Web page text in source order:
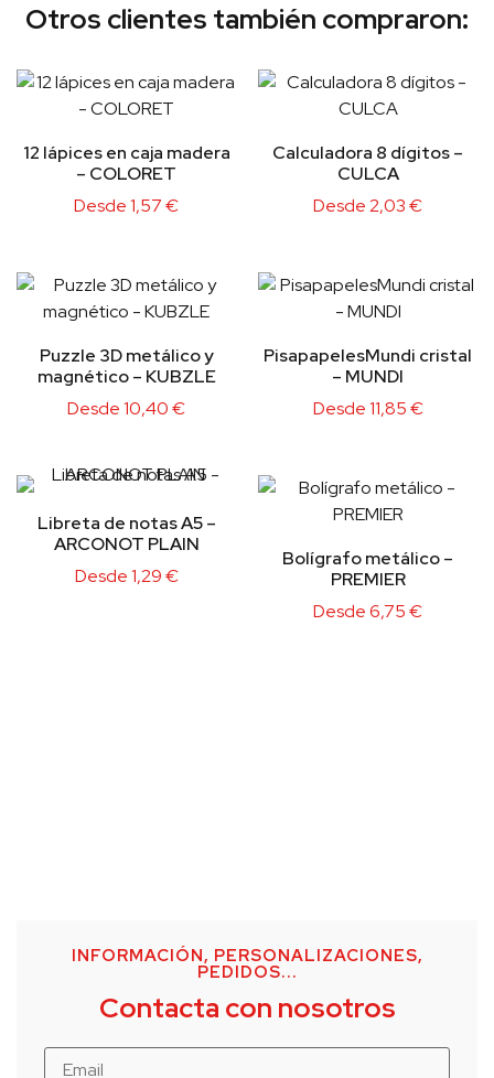
Otros clientes también compraron:
12 lápices en caja madera
– COLORET
Desde1,57€
Calculadora 8 dígitos –
CULCA
Desde2,03€
Puzzle 3D metálico y
magnético – KUBZLE
Desde10,40€
PisapapelesMundi cristal
– MUNDI
Desde11,85€
Libreta de notas A5 –
ARCONOT PLAIN
Desde1,29€
Bolígrafo metálico –
PREMIER
Desde6,75€
INFORMACIÓN, PERSONALIZACIONES,
PEDIDOS...
Contacta con nosotros